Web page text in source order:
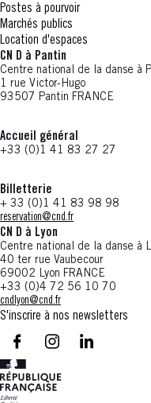
Postes à pourvoir
Marchés publics
Location d'espaces
CN D à Pantin
Centre national de la danse à
1 rue Victor-Hugo
93507 Pantin FRANCE
Accueil général
+33 (0)1 41 83 27 27
Billetterie
+ 33 (0)1 41 83 98 98
reservation@cnd.fr
CN D à Lyon
Centre national de la danse à
40 ter rue Vaubecour
69002 Lyon FRANCE
+33 (0)4 72 56 10 70
cndlyon@cnd.fr
S'inscrire à nos newsletters
facebook - CN D - Nouvelle
instagram - CN D -
LinkedIn - CN